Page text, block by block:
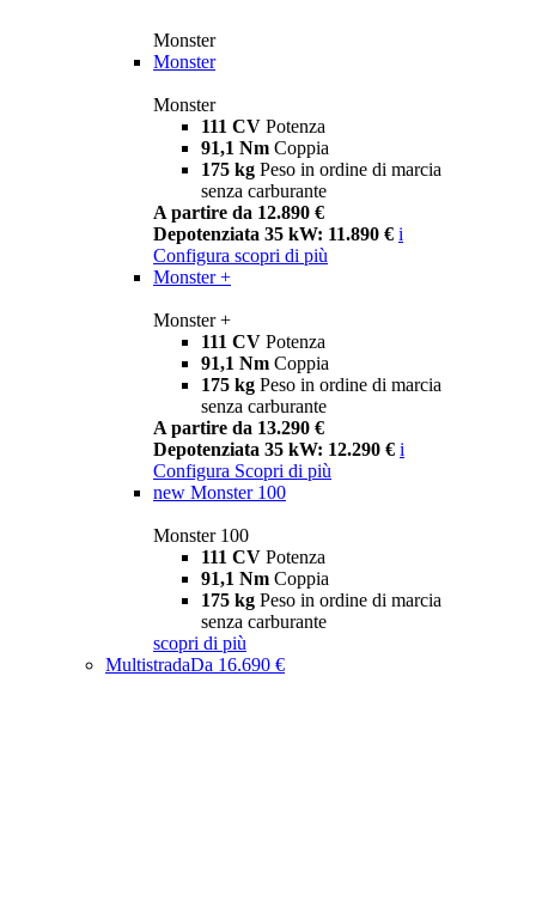
Monster
Monster
Monster
111 CV Potenza
91,1 Nm Coppia
175 kg Peso in ordine di marcia
senza carburante
A partire da 12.890 €
Depotenziata 35 kW: 11.890 € i
Configura scopri di più
Monster +
Monster +
111 CV Potenza
91,1 Nm Coppia
175 kg Peso in ordine di marcia
senza carburante
A partire da 13.290 €
Depotenziata 35 kW: 12.290 € i
Configura Scopri di più
new Monster 100
Monster 100
111 CV Potenza
91,1 Nm Coppia
175 kg Peso in ordine di marcia
senza carburante
scopri di più
MultistradaDa 16.690 €